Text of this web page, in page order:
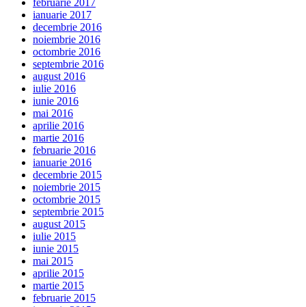
februarie 2017
ianuarie 2017
decembrie 2016
noiembrie 2016
octombrie 2016
septembrie 2016
august 2016
iulie 2016
iunie 2016
mai 2016
aprilie 2016
martie 2016
februarie 2016
ianuarie 2016
decembrie 2015
noiembrie 2015
octombrie 2015
septembrie 2015
august 2015
iulie 2015
iunie 2015
mai 2015
aprilie 2015
martie 2015
februarie 2015